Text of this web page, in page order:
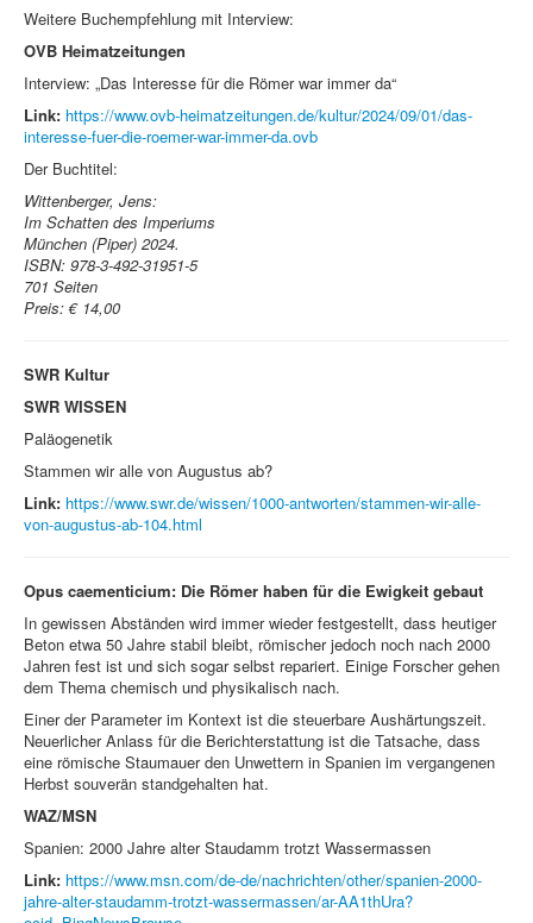
Weitere Buchempfehlung mit Interview:
OVB Heimatzeitungen
Interview: „Das Interesse für die Römer war immer da“
Link: https://www.ovb-heimatzeitungen.de/kultur/2024/09/01/das-
interesse-fuer-die-roemer-war-immer-da.ovb
Der Buchtitel:
Wittenberger, Jens:
Im Schatten des Imperiums
München (Piper) 2024.
ISBN: 978-3-492-31951-5
701 Seiten
Preis: € 14,00
SWR Kultur
SWR WISSEN
Paläogenetik
Stammen wir alle von Augustus ab?
Link: https://www.swr.de/wissen/1000-antworten/stammen-wir-alle-
von-augustus-ab-104.html
Opus caementicium: Die Römer haben für die Ewigkeit gebaut
In gewissen Abständen wird immer wieder festgestellt, dass heutiger
Beton etwa 50 Jahre stabil bleibt, römischer jedoch noch nach 2000
Jahren fest ist und sich sogar selbst repariert. Einige Forscher gehen
dem Thema chemisch und physikalisch nach.
Einer der Parameter im Kontext ist die steuerbare Aushärtungszeit.
Neuerlicher Anlass für die Berichterstattung ist die Tatsache, dass
eine römische Staumauer den Unwettern in Spanien im vergangenen
Herbst souverän standgehalten hat.
WAZ/MSN
Spanien: 2000 Jahre alter Staudamm trotzt Wassermassen
Link: https://www.msn.com/de-de/nachrichten/other/spanien-2000-
jahre-alter-staudamm-trotzt-wassermassen/ar-AA1thUra?